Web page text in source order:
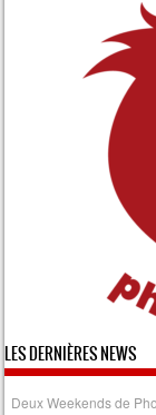
LES DERNIÈRES NEWS
Deux Weekends de